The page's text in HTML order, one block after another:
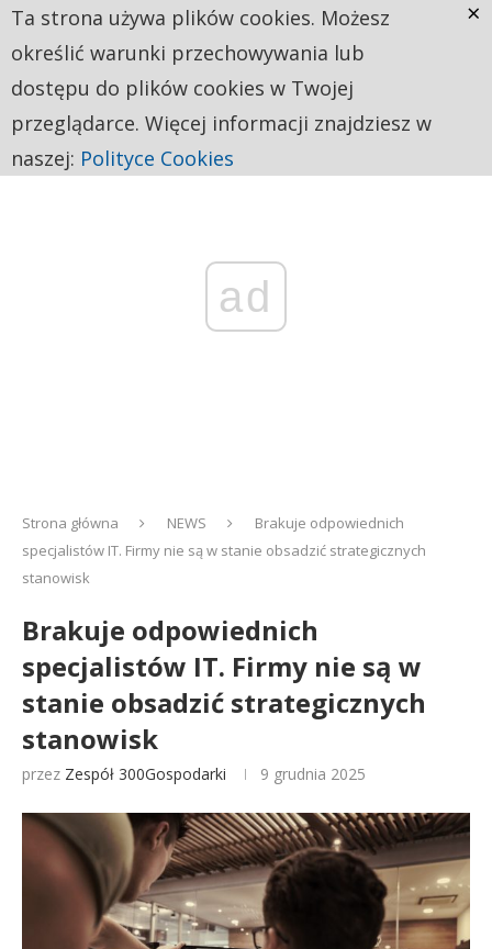
ad
Strona główna NEWS
Brakuje odpowiednich
specjalistów IT. Firmy nie są w stanie obsadzić strategicznych
stanowisk
Brakuje odpowiednich
specjalistów IT. Firmy nie są w
stanie obsadzić strategicznych
stanowisk
przez Zespół 300Gospodarki 9 grudnia 2025
Ta strona używa plików cookies. Możesz
określić warunki przechowywania lub
dostępu do plików cookies w Twojej
przeglądarce. Więcej informacji znajdziesz w
naszej: Polityce Cookies
×